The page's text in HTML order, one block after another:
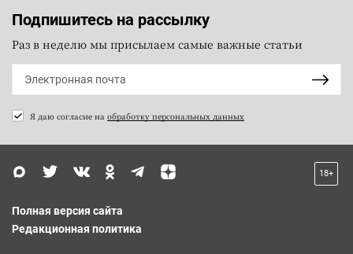
Подпишитесь на рассылку
Раз в неделю мы присылаем самые важные статьи
Я даю согласие на обработку персональных данных
18+
Полная версия сайта
Редакционная политика